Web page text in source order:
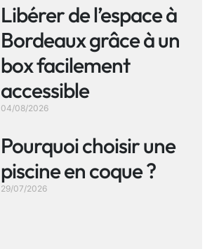
Libérer de l’espace à
Bordeaux grâce à un
box facilement
accessible
04/08/2026
Pourquoi choisir une
piscine en coque ?
29/07/2026